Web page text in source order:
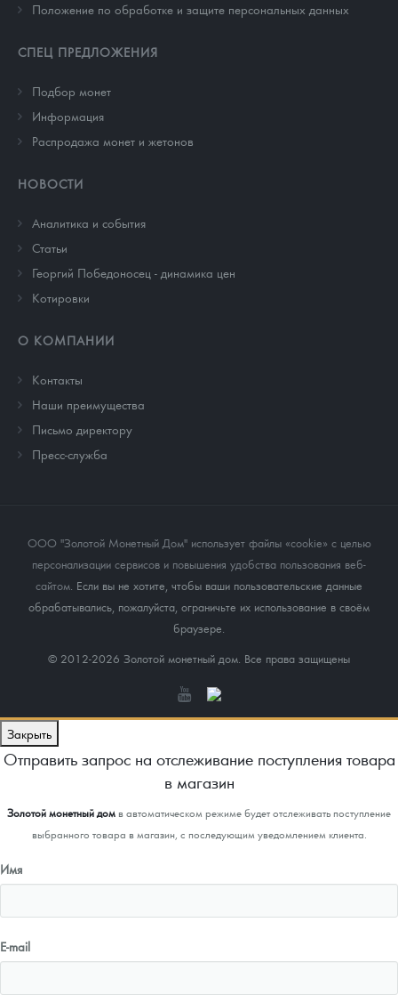
Положение по обработке и защите персональных данных
СПЕЦ ПРЕДЛОЖЕНИЯ
Подбор монет
Информация
Распродажа монет и жетонов
НОВОСТИ
Аналитика и события
Cтатьи
Георгий Победоносец - динамика цен
Котировки
О КОМПАНИИ
Контакты
Наши преимущества
Письмо директору
Пресс-служба
ООО "Золотой Монетный Дом" использует файлы «cookie» с целью
персонализации сервисов и повышения удобства пользования веб-
сайтом. Если вы не хотите, чтобы ваши пользовательские данные
обрабатывались, пожалуйста, ограничьте их использование в своём
браузере.
© 2012-2026 Золотой монетный дом. Все права защищены
Закрыть
Отправить запрос на отслеживание поступления товара
в магазин
Золотой монетный домв автоматическом режиме будет отслеживать поступление
выбранного товара в магазин, с последующим уведомлением клиента.
Имя
E-mail